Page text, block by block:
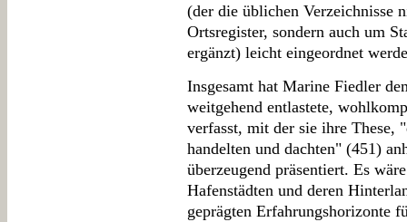
(der die üblichen Verzeichnisse
Ortsregister, sondern auch um
ergänzt) leicht eingeordnet
Insgesamt hat Marine Fiedler
weitgehend entlastete,
verfasst, mit der sie ihre These,
handelten und dachten" (451)
überzeugend präsentiert. Es
Hafenstädten und deren
geprägten Erfahrungshorizonte